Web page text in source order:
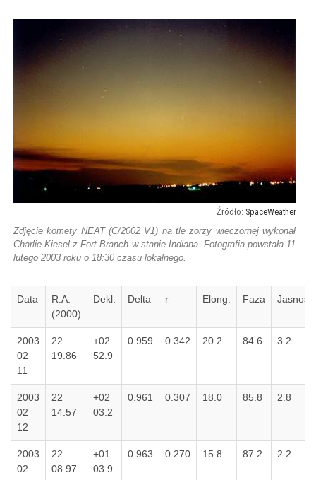
SpaceWeather
Zdjęcie komety NEAT (C/2002 V1) na tle zorzy wieczornej wykonał
Charlie Kiesel z Fort Branch w stanie Indiana. Fotografia powstała 11
lutego 2003 roku o 18:30 czasu lokalnego.
Data
R.A.
(2000)
Dekl. Delta r Elong. Faza Jasność
2003
02
11
22
19.86
+02
52.9
0.959 0.342 20.2 84.6 3.2
2003
02
12
22
14.57
+02
03.2
0.961 0.307 18.0 85.8 2.8
2003
02
22
08.97
+01
03.9
0.963 0.270 15.8 87.2 2.2